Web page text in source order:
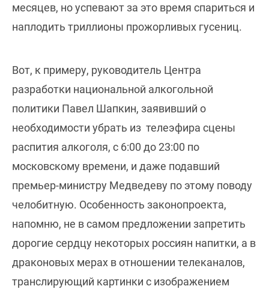
месяцев, но успевают за это время спариться и
наплодить триллионы прожорливых гусениц.
Вот, к примеру, руководитель Центра
разработки национальной алкогольной
политики Павел Шапкин, заявивший о
необходимости убрать из телеэфира сцены
распития алкоголя, с 6:00 до 23:00 по
московскому времени, и даже подавший
премьер-министру Медведеву по этому поводу
челобитную. Особенность законопроекта,
напомню, не в самом предложении запретить
дорогие сердцу некоторых россиян напитки, а в
драконовых мерах в отношении телеканалов,
транслирующий картинки с изображением